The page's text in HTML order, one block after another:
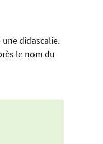
didascalie.
le nom du